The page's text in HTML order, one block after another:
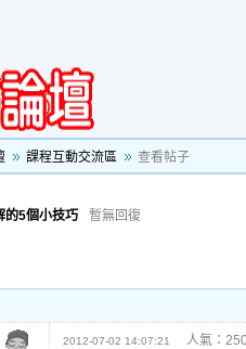
課程互動交流區 查看帖子
的5個小技巧 暫無回復
2012-07-02 14:07:21 人氣：